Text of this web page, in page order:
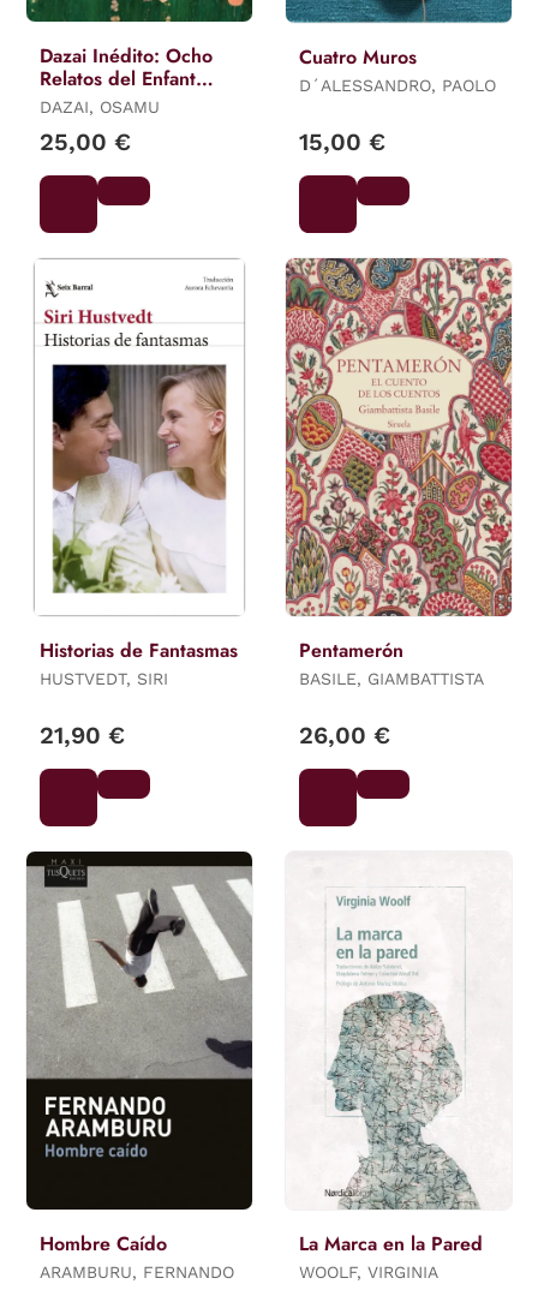
Dazai Inédito: Ocho
Relatos del Enfant
Terrible de las Letras
Japonesas
DAZAI, OSAMU
25,00 €
Cuatro Muros
D´ALESSANDRO, PAOLO
15,00 €
Historias de Fantasmas
HUSTVEDT, SIRI
21,90 €
Pentamerón
BASILE, GIAMBATTISTA
26,00 €
Hombre Caído
ARAMBURU, FERNANDO
La Marca en la Pared
WOOLF, VIRGINIA